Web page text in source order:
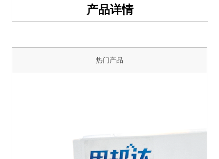
产品详情
热门产品